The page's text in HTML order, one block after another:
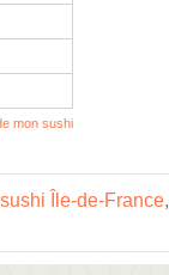
mon sushi
sushi Île-de-France,